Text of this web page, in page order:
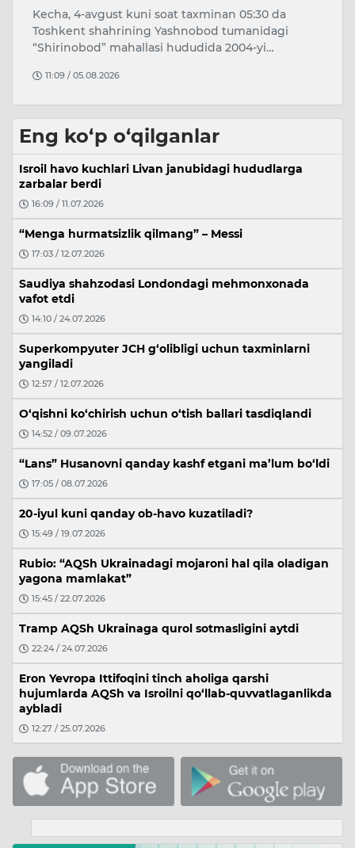
Kecha, 4-avgust kuni soat taxminan 05:30 da
Toshkent shahrining Yashnobod tumanidagi
“Shirinobod” mahallasi hududida 2004-yi…
11:09 / 05.08.2026
Eng ko‘p o‘qilganlar
Isroil havo kuchlari Livan janubidagi hududlarga
zarbalar berdi
16:09 / 11.07.2026
“Menga hurmatsizlik qilmang” – Messi
17:03 / 12.07.2026
Saudiya shahzodasi Londondagi mehmonxonada
vafot etdi
14:10 / 24.07.2026
Superkompyuter JCH g‘olibligi uchun taxminlarni
yangiladi
12:57 / 12.07.2026
O‘qishni ko‘chirish uchun o‘tish ballari tasdiqlandi
14:52 / 09.07.2026
“Lans” Husanovni qanday kashf etgani ma’lum bo‘ldi
17:05 / 08.07.2026
20-iyul kuni qanday ob-havo kuzatiladi?
15:49 / 19.07.2026
Rubio: “AQSh Ukrainadagi mojaroni hal qila oladigan
yagona mamlakat”
15:45 / 22.07.2026
Tramp AQSh Ukrainaga qurol sotmasligini aytdi
22:24 / 24.07.2026
Eron Yevropa Ittifoqini tinch aholiga qarshi
hujumlarda AQSh va Isroilni qo‘llab-quvvatlaganlikda
aybladi
12:27 / 25.07.2026